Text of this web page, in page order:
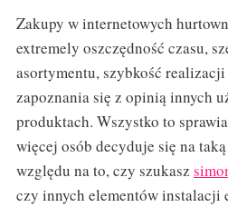
Zakupy w internetowych
extremely oszczędność czasu,
asortymentu, szybkość
zapoznania się z opinią innych
produktach. Wszystko to
więcej osób decyduje się na
względu na to, czy szukasz
czy innych elementów